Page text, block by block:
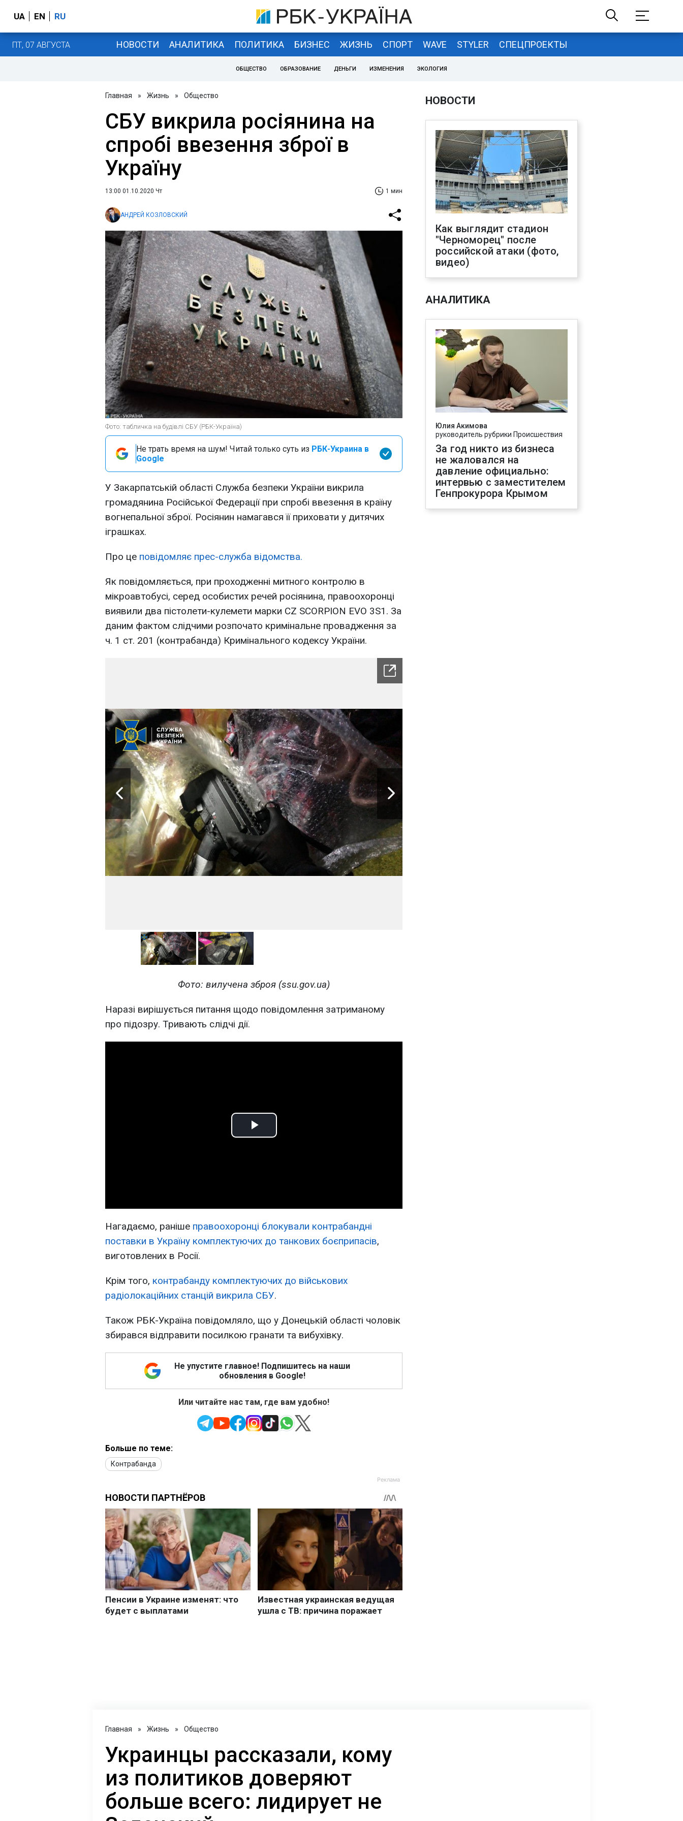
UA EN RU
ПТ, 07 АВГУСТА НОВОСТИ АНАЛИТИКА ПОЛИТИКА БИЗНЕС ЖИЗНЬ СПОРТ WAVE STYLER СПЕЦПРОЕКТЫ
ОБЩЕСТВО ОБРАЗОВАНИЕ ДЕНЬГИ ИЗМЕНЕНИЯ ЭКОЛОГИЯ
Главная » Жизнь » Общество
СБУ викрила росіянина на
спробі ввезення зброї в
Україну
13:00 01.10.2020 Чт 1 мин
АНДРЕЙ КОЗЛОВСКИЙ
Фото: табличка на будівлі СБУ (РБК-Україна)
Не трать время на шум! Читай только суть из РБК-Украина в
Google
У Закарпатській області Служба безпеки України викрила
громадянина Російської Федерації при спробі ввезення в країну
вогнепальної зброї. Росіянин намагався її приховати у дитячих
іграшках.
Про це повідомляє прес-служба відомства.
Як повідомляється, при проходженні митного контролю в
мікроавтобусі, серед особистих речей росіянина, правоохоронці
виявили два пістолети-кулемети марки CZ SCORPION EVO 3S1. За
даним фактом слідчими розпочато кримінальне провадження за
ч. 1 ст. 201 (контрабанда) Кримінального кодексу України.
Фото: вилучена зброя (ssu.gov.ua)
Наразі вирішується питання щодо повідомлення затриманому
про підозру. Тривають слідчі дії.
Play
Нагадаємо, раніше правоохоронці блокували контрабандні
поставки в Україну комплектуючих до танкових боєприпасів,
виготовлених в Росії.
Крім того, контрабанду комплектуючих до військових
радіолокаційних станцій викрила СБУ.
Також РБК-Україна повідомляло, що у Донецькій області чоловік
збирався відправити посилкою гранати та вибухівку.
Не упустите главное! Подпишитесь на наши
обновления в Google!
Или читайте нас там, где вам удобно!
Больше по теме:
Контрабанда
НОВОСТИ
Как выглядит стадион
"Черноморец" после
российской атаки (фото,
видео)
АНАЛИТИКА
Юлия Акимова
руководитель рубрики Происшествия
За год никто из бизнеса
не жаловался на
давление официально:
интервью с заместителем
Генпрокурора Крымом
Главная » Жизнь » Общество
Украинцы рассказали, кому
из политиков доверяют
больше всего: лидирует не